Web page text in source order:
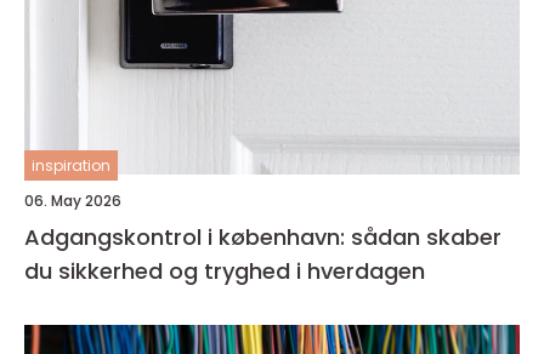
inspiration
06. May 2026
Adgangskontrol i københavn: sådan skaber
du sikkerhed og tryghed i hverdagen